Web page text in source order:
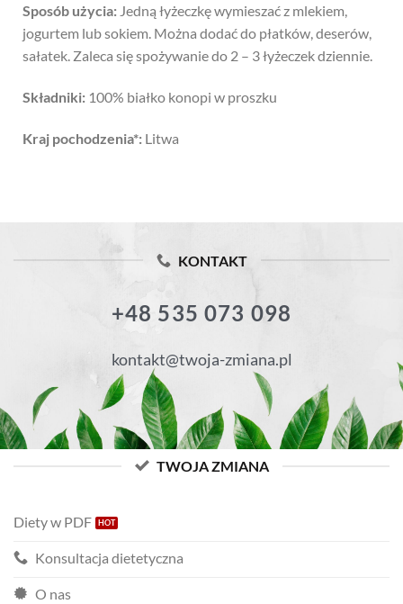
Sposób użycia: Jedną łyżeczkę wymieszać z mlekiem,
jogurtem lub sokiem. Można dodać do płatków, deserów,
sałatek. Zaleca się spożywanie do 2 – 3 łyżeczek dziennie.
Składniki: 100% białko konopi w proszku
Kraj pochodzenia*: Litwa
KONTAKT
+48 535 073 098
kontakt@twoja-zmiana.pl
TWOJA ZMIANA
Diety w PDF
Konsultacja dietetyczna
O nas